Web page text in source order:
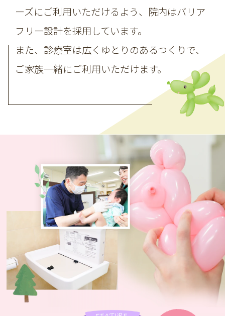
ーズにご利用いただけるよう、院内はバリア
フリー設計を採用しています。
また、診療室は広くゆとりのあるつくりで、
ご家族一緒にご利用いただけます。